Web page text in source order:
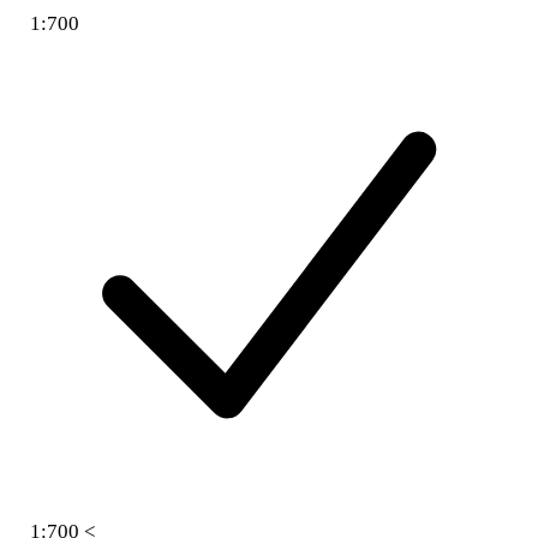
1:700
1:700 <